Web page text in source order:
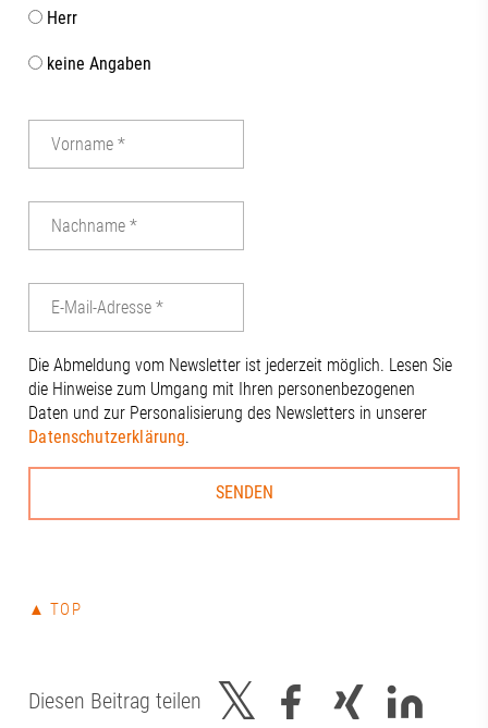
Herr
keine Angaben
Die Abmeldung vom Newsletter ist jederzeit möglich. Lesen Sie
die Hinweise zum Umgang mit Ihren personenbezogenen
Daten und zur Personalisierung des Newsletters in unserer
Datenschutzerklärung.
▲ TOP
Diesen Beitrag teilen